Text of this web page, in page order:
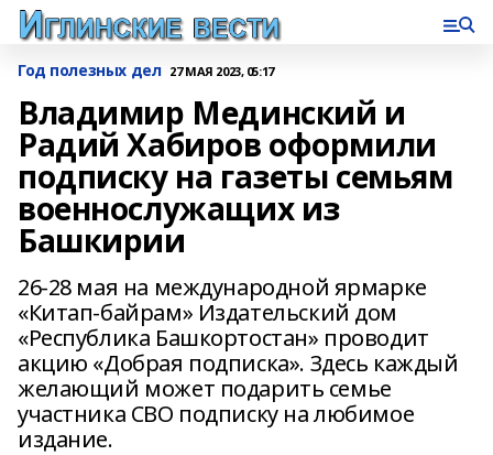
Год полезных дел 27 МАЯ 2023, 05:17
Владимир Мединский и
Радий Хабиров оформили
подписку на газеты семьям
военнослужащих из
Башкирии
26-28 мая на международной ярмарке
«Китап-байрам» Издательский дом
«Республика Башкортостан» проводит
акцию «Добрая подписка». Здесь каждый
желающий может подарить семье
участника СВО подписку на любимое
издание.